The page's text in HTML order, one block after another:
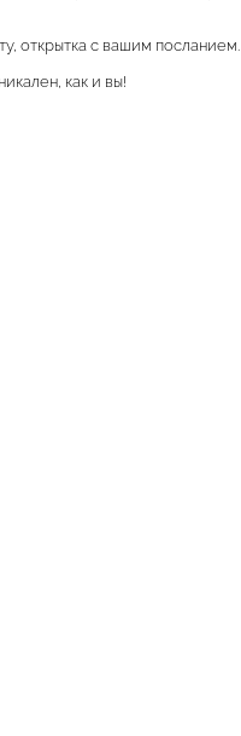
открытка с вашим посланием.
как и вы!